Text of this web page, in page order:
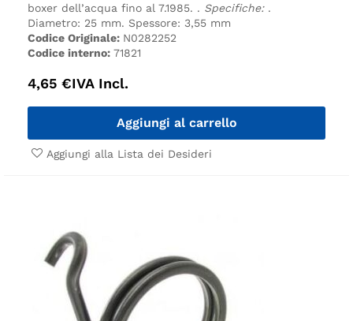
boxer dell’acqua fino al 7.1985. . Specifiche: .
Diametro: 25 mm. Spessore: 3,55 mm
Codice Originale: N0282252
Codice interno: 71821
4,65 €IVA Incl.
Aggiungi al carrello
Aggiungi alla Lista dei Desideri